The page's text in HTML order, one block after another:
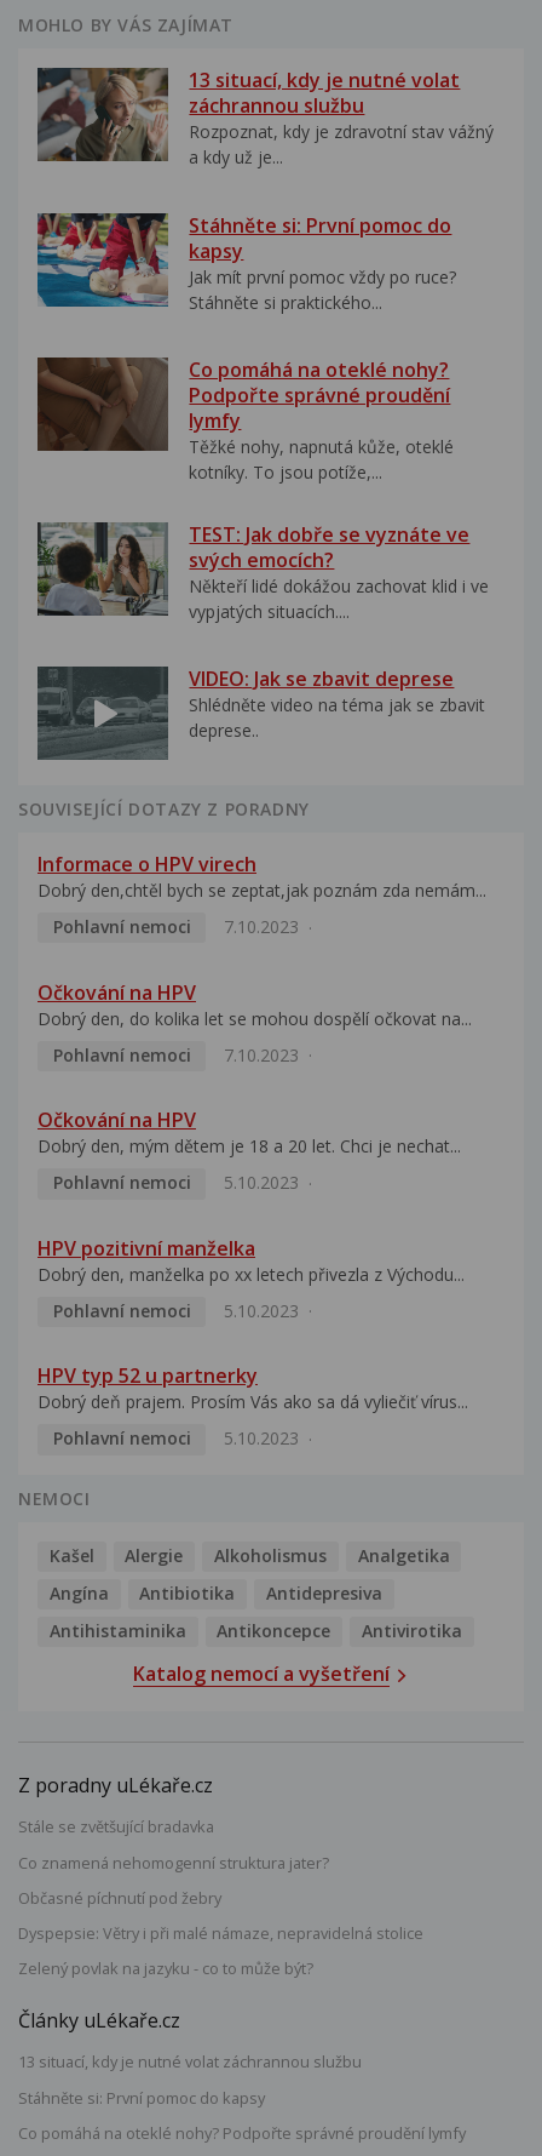
MOHLO BY VÁS ZAJÍMAT
13 situací, kdy je nutné volat
záchrannou službu
Rozpoznat, kdy je zdravotní stav vážný
a kdy už je...
Stáhněte si: První pomoc do
kapsy
Jak mít první pomoc vždy po ruce?
Stáhněte si praktického...
Co pomáhá na oteklé nohy?
Podpořte správné proudění
lymfy
Těžké nohy, napnutá kůže, oteklé
kotníky. To jsou potíže,...
TEST: Jak dobře se vyznáte ve
svých emocích?
Někteří lidé dokážou zachovat klid i ve
vypjatých situacích....
VIDEO: Jak se zbavit deprese
Shlédněte video na téma jak se zbavit
deprese..
SOUVISEJÍCÍ DOTAZY Z PORADNY
Informace o HPV virech
Dobrý den,chtěl bych se zeptat,jak poznám zda nemám...
Pohlavní nemoci
7.10.2023
Očkování na HPV
Dobrý den, do kolika let se mohou dospělí očkovat na...
Pohlavní nemoci
7.10.2023
Očkování na HPV
Dobrý den, mým dětem je 18 a 20 let. Chci je nechat...
Pohlavní nemoci
5.10.2023
HPV pozitivní manželka
Dobrý den, manželka po xx letech přivezla z Východu...
Pohlavní nemoci
5.10.2023
HPV typ 52 u partnerky
Dobrý deň prajem. Prosím Vás ako sa dá vyliečiť vírus...
Pohlavní nemoci
5.10.2023
NEMOCI
Kašel Alergie Alkoholismus
Analgetika
Angína
Antibiotika
Antidepresiva
Antihistaminika
Antikoncepce Antivirotika
Katalog nemocí a vyšetření
Z poradny uLékaře.cz
Stále se zvětšující bradavka
Co znamená nehomogenní struktura jater?
Občasné píchnutí pod žebry
Dyspepsie: Větry i při malé námaze, nepravidelná stolice
Zelený povlak na jazyku - co to může být?
Články uLékaře.cz
13 situací, kdy je nutné volat záchrannou službu
Stáhněte si: První pomoc do kapsy
Co pomáhá na oteklé nohy? Podpořte správné proudění lymfy